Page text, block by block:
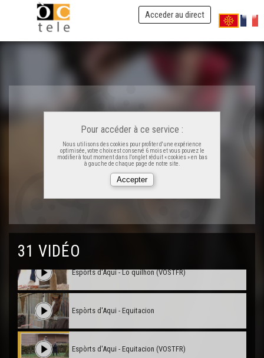
Acceder au direct
Pour accéder à ce service :
Nous utilisons des cookies pour profiter d'une expérience
optimisée, votre choix est conservé 6 mois et vous pouvez le
modifier à tout moment dans l'onglet réduit « cookies » en bas
à gauche de chaque page de notre site.
31 VIDÉO
Espòrts d'Aqui - L'escalada (VOSTFR)
Espòrts d'Aqui - L'escalada
Espòrts d'Aqui - Lo rugbí (VOSTFR)
Espòrts d'Aqui - La bicicleta
Espòrts d'Aqui - Lo quilhon
Espòrts d'Aqui - Lo quilhon (VOSTFR)
Espòrts d'Aqui - Equitacion
Espòrts d'Aqui - Equitacion (VOSTFR)